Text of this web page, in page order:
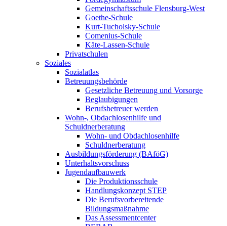
Gemeinschaftsschule Flensburg-West
Goethe-Schule
Kurt-Tucholsky-Schule
Comenius-Schule
Käte-Lassen-Schule
Privatschulen
Soziales
Sozialatlas
Betreuungsbehörde
Gesetzliche Betreuung und Vorsorge
Beglaubigungen
Berufsbetreuer werden
Wohn-, Obdachlosenhilfe und
Schuldnerberatung
Wohn- und Obdachlosenhilfe
Schuldnerberatung
Ausbildungsförderung (BAföG)
Unterhaltsvorschuss
Jugendaufbauwerk
Die Produktionsschule
Handlungskonzept STEP
Die Berufsvorbereitende
Bildungsmaßnahme
Das Assessmentcenter